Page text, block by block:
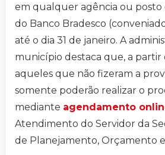
em qualquer agência ou
do Banco Bradesco
até o dia 31 de janeiro. A
município destaca que, a partir
aqueles que não fizeram a
somente poderão realizar o
mediante agendamento
Atendimento do Servidor da
de Planejamento, Orçamento e